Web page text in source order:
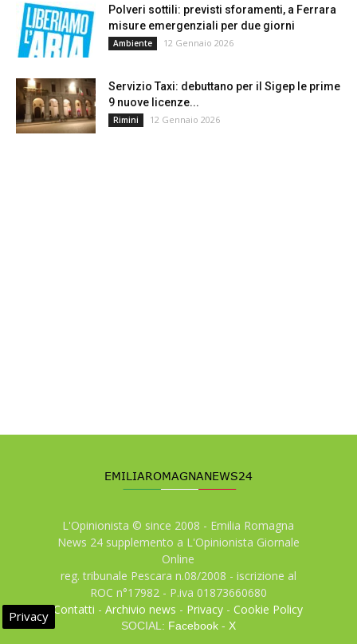
Polveri sottili: previsti sforamenti, a Ferrara
misure emergenziali per due giorni
Ambiente 12 Gennaio 2026
Servizio Taxi: debuttano per il Sigep le prime
9 nuove licenze...
Rimini 12 Gennaio 2026
L'Opinionista © since 2008 - Emilia Romagna
News 24 supplemento a L'Opinionista Giornale
Online
reg. tribunale Pescara n.08/2008 - iscrizione al
ROC n°17982 - P.iva 01873660680
Contatti -Archivio news - Privacy -Cookie Policy
SOCIAL: Facebook- X
Privacy